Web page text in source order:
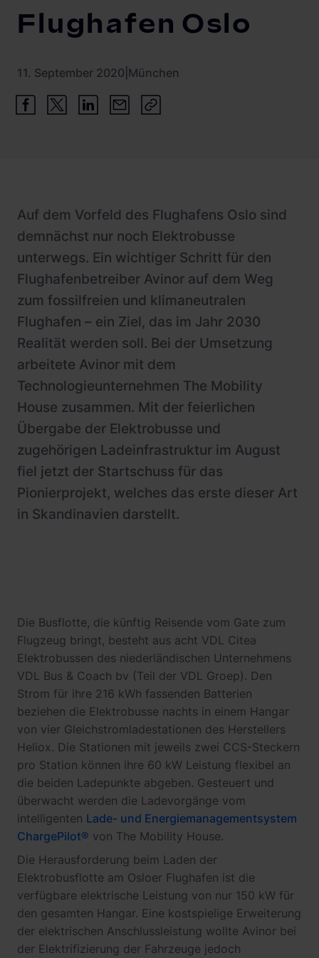
Flughafen Oslo
11. September 2020 München
Auf dem Vorfeld des Flughafens Oslo sind
demnächst nur noch Elektrobusse
unterwegs. Ein wichtiger Schritt für den
Flughafenbetreiber Avinor auf dem Weg
zum fossilfreien und klimaneutralen
Flughafen – ein Ziel, das im Jahr 2030
Realität werden soll. Bei der Umsetzung
arbeitete Avinor mit dem
Technologieunternehmen The Mobility
House zusammen. Mit der feierlichen
Übergabe der Elektrobusse und
zugehörigen Ladeinfrastruktur im August
fiel jetzt der Startschuss für das
Pionierprojekt, welches das erste dieser Art
in Skandinavien darstellt.
Die Busflotte, die künftig Reisende vom Gate zum
Flugzeug bringt, besteht aus acht VDL Citea
Elektrobussen des niederländischen Unternehmens
VDL Bus & Coach bv (Teil der VDL Groep). Den
Strom für ihre 216 kWh fassenden Batterien
beziehen die Elektrobusse nachts in einem Hangar
von vier Gleichstromladestationen des Herstellers
Heliox. Die Stationen mit jeweils zwei CCS-Steckern
pro Station können ihre 60 kW Leistung flexibel an
die beiden Ladepunkte abgeben. Gesteuert und
überwacht werden die Ladevorgänge vom
intelligenten Lade- und Energiemanagementsystem
ChargePilot® von The Mobility House.
Die Herausforderung beim Laden der
Elektrobusflotte am Osloer Flughafen ist die
verfügbare elektrische Leistung von nur 150 kW für
den gesamten Hangar. Eine kostspielige Erweiterung
der elektrischen Anschlussleistung wollte Avinor bei
der Elektrifizierung der Fahrzeuge jedoch